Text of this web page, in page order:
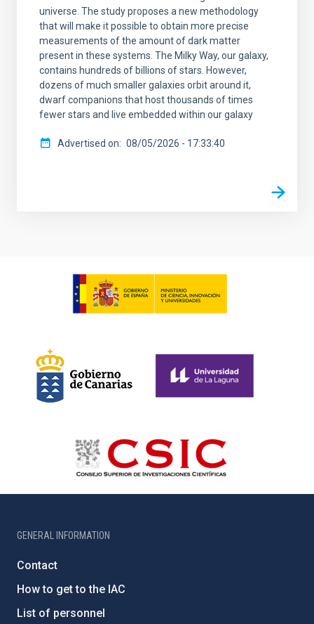
universe. The study proposes a new methodology
that will make it possible to obtain more precise
measurements of the amount of dark matter
present in these systems. The Milky Way, our galaxy,
contains hundreds of billions of stars. However,
dozens of much smaller galaxies orbit around it,
dwarf companions that host thousands of times
fewer stars and live embedded within our galaxy
Advertised on 08/05/2026 - 17:33:40
GENERAL INFORMATION
Contact
How to get to the IAC
List of personnel